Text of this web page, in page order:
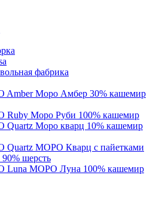
фабрика
Amber Моро Амбер 30% кашемир
Ruby Моро Руби 100% кашемир
Quartz Моро кварц 10% кашемир
Quartz МОРО Кварц с пайетками
шерсть
Luna МОРО Луна 100% кашемир